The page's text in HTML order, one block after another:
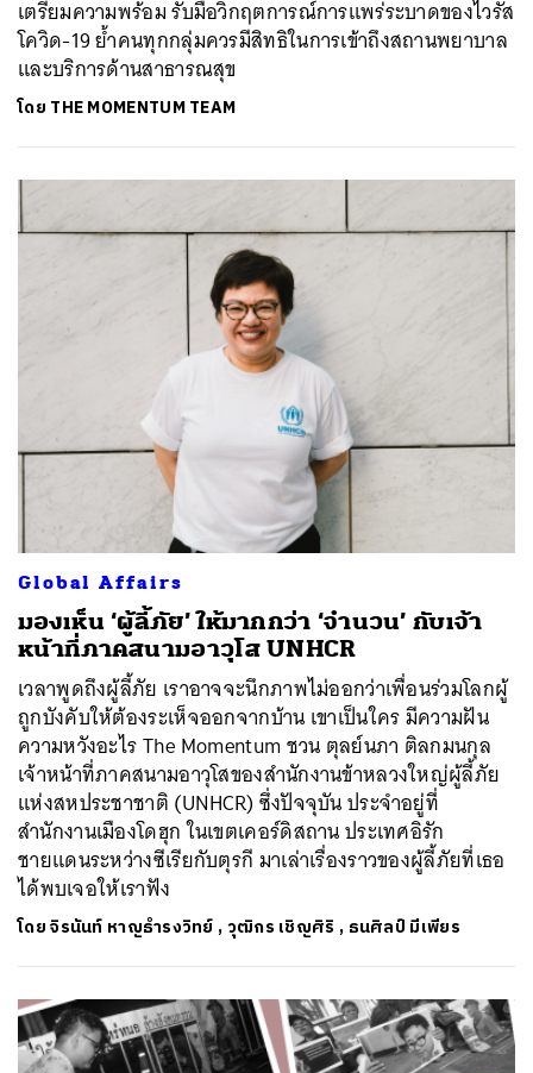
เตรียมความพร้อม รับมือวิกฤตการณ์การแพร่ระบาดของไวรัส
โควิด-19 ย้ำคนทุกกลุ่มควรมีสิทธิในการเข้าถึงสถานพยาบาล
และบริการด้านสาธารณสุข
โดย THE MOMENTUM TEAM
Global Affairs
มองเห็น ‘ผู้ลี้ภัย’ ให้มากกว่า ‘จำนวน’ กับเจ้า
หน้าที่ภาคสนามอาวุโส UNHCR
เวลาพูดถึงผู้ลี้ภัย เราอาจจะนึกภาพไม่ออกว่าเพื่อนร่วมโลกผู้
ถูกบังคับให้ต้องระเห็จออกจากบ้าน เขาเป็นใคร มีความฝัน
ความหวังอะไร The Momentum ชวน ตุลย์นภา ติลกมนกุล
เจ้าหน้าที่ภาคสนามอาวุโสของสำนักงานข้าหลวงใหญ่ผู้ลี้ภัย
แห่งสหประชาชาติ (UNHCR) ซึ่งปัจจุบัน ประจำอยู่ที่
สำนักงานเมืองโดฮุก ในเขตเคอร์ดิสถาน ประเทศอิรัก
ชายแดนระหว่างซีเรียกับตุรกี มาเล่าเรื่องราวของผู้ลี้ภัยที่เธอ
ได้พบเจอให้เราฟัง
โดยจิรนันท์ หาญธำรงวิทย์ ,วุฒิกร เชิญศิริ , ธนศิลป์ มีเพียร